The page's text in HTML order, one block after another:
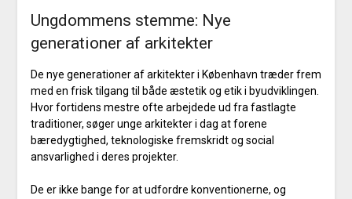
Ungdommens stemme: Nye
generationer af arkitekter
De nye generationer af arkitekter i København træder frem
med en frisk tilgang til både æstetik og etik i byudviklingen.
Hvor fortidens mestre ofte arbejdede ud fra fastlagte
traditioner, søger unge arkitekter i dag at forene
bæredygtighed, teknologiske fremskridt og social
ansvarlighed i deres projekter.
De er ikke bange for at udfordre konventionerne, og